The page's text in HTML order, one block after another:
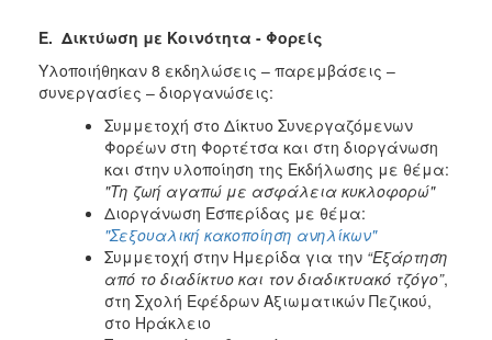
Ε. Δικτύωση με Κοινότητα - Φορείς
Υλοποιήθηκαν 8 εκδηλώσεις – παρεμβάσεις –
συνεργασίες – διοργανώσεις:
Συμμετοχή στο Δίκτυο Συνεργαζόμενων
Φορέων στη Φορτέτσα και στη διοργάνωση
και στην υλοποίηση της Εκδήλωσης με θέμα:
"Τη ζωή αγαπώ με ασφάλεια κυκλοφορώ"
Διοργάνωση Εσπερίδας με θέμα:
"Σεξουαλική κακοποίηση ανηλίκων"
Συμμετοχή στην Ημερίδα για την “Εξάρτηση
από το διαδίκτυο και τον διαδικτυακό τζόγο”,
στη Σχολή Εφέδρων Αξιωματικών Πεζικού,
στο Ηράκλειο